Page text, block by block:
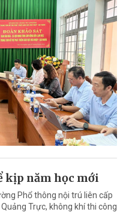
kịp năm học mới
Phổ thông nội trú liên cấp
Trực, không khí thi công